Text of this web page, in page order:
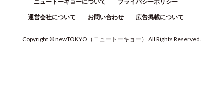
ニュートーキョーについて プライバシーポリシー
運営会社について お問い合わせ 広告掲載について
Copyright © newTOKYO （ ニュートーキョー ） All Rights Reserved.